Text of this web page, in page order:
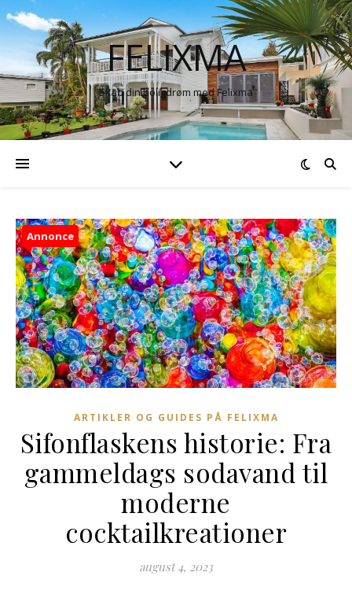
FELIXMA
Skab din boligdrøm med Felixma
Annonce
ARTIKLER OG GUIDES PÅ FELIXMA
Sifonflaskens historie: Fra
gammeldags sodavand til
moderne
cocktailkreationer
august 4, 2023